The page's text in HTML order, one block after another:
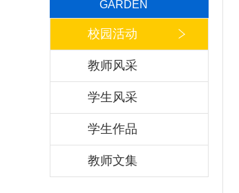
GARDEN
校园活动
教师风采
学生风采
学生作品
教师文集